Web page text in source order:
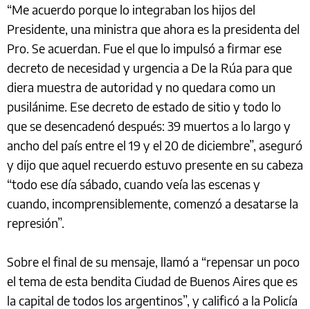
“Me acuerdo porque lo integraban los hijos del
Presidente, una ministra que ahora es la presidenta del
Pro. Se acuerdan. Fue el que lo impulsó a firmar ese
decreto de necesidad y urgencia a De la Rúa para que
diera muestra de autoridad y no quedara como un
pusilánime. Ese decreto de estado de sitio y todo lo
que se desencadenó después: 39 muertos a lo largo y
ancho del país entre el 19 y el 20 de diciembre”, aseguró
y dijo que aquel recuerdo estuvo presente en su cabeza
“todo ese día sábado, cuando veía las escenas y
cuando, incomprensiblemente, comenzó a desatarse la
represión”.
Sobre el final de su mensaje, llamó a “repensar un poco
el tema de esta bendita Ciudad de Buenos Aires que es
la capital de todos los argentinos”, y calificó a la Policía